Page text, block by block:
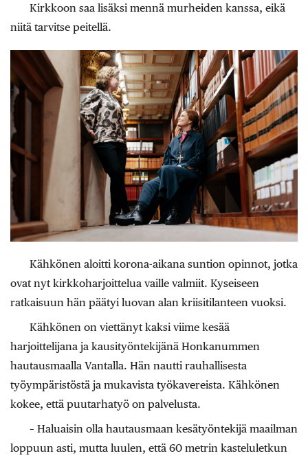
Kirkkoon saa lisäksi mennä murheiden kanssa, eikä
niitä tarvitse peitellä.
Kähkönen aloitti korona-aikana suntion opinnot, jotka
ovat nyt kirkkoharjoittelua vaille valmiit. Kyseiseen
ratkaisuun hän päätyi luovan alan kriisitilanteen vuoksi.
Kähkönen on viettänyt kaksi viime kesää
harjoittelijana ja kausityöntekijänä Honkanummen
hautausmaalla Vantalla. Hän nautti rauhallisesta
työympäristöstä ja mukavista työkavereista. Kähkönen
kokee, että puutarhatyö on palvelusta.
– Haluaisin olla hautausmaan kesätyöntekijä maailman
loppuun asti, mutta luulen, että 60 metrin kasteluletkun